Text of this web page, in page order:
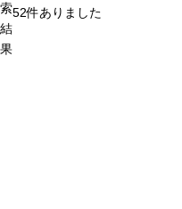
索
結
果
52件ありました